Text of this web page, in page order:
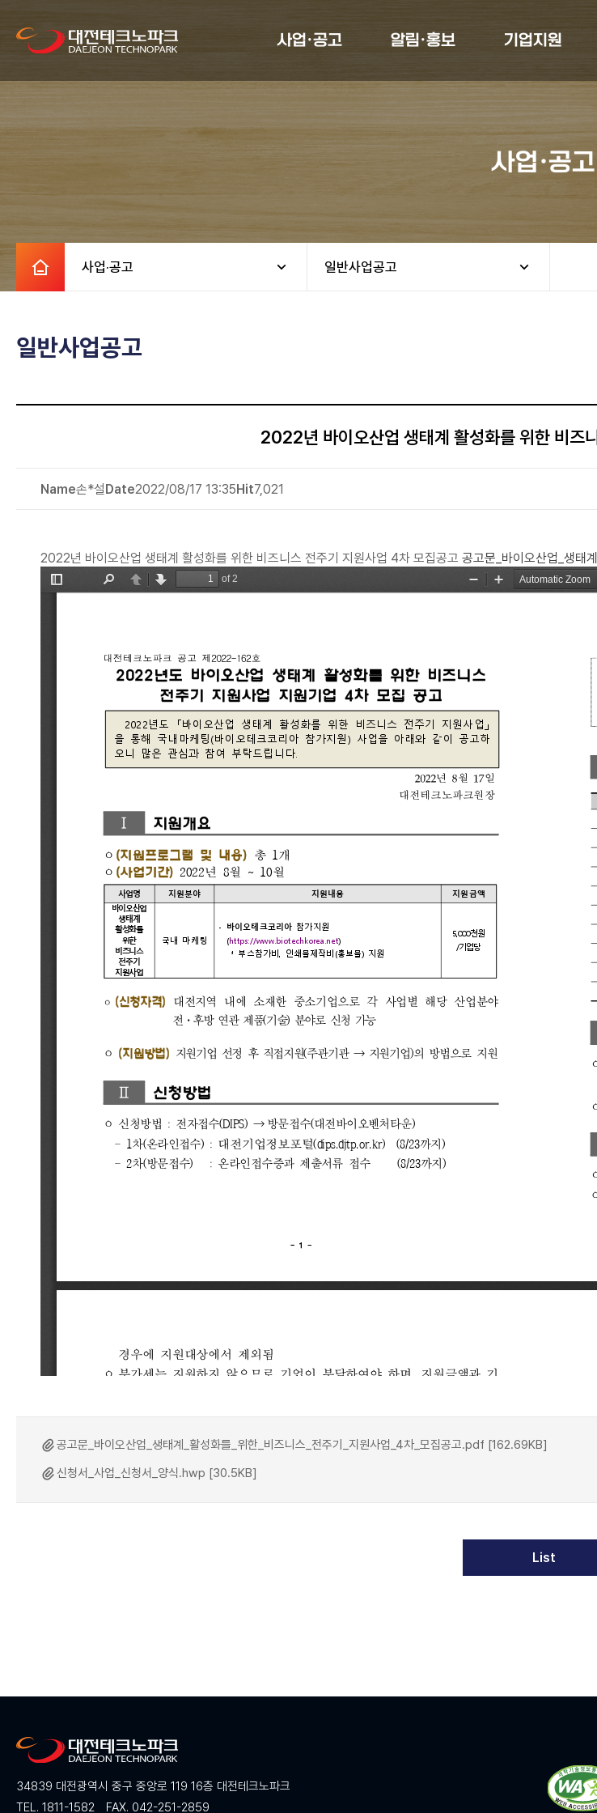
사업·공고 알림·홍보 기업지원
사업·공고
사업·공고 일반사업공고
일반사업공고
2022년 바이오산업 생태계 활성화를 위한 비즈
Name손*설Date2022/08/17 13:35Hit7,021
2022년 바이오산업 생태계 활성화를 위한 비즈니스 전주기 지원사업 4차 모집공고 공고문_바이오산업_생태
공고문_바이오산업_생태계_활성화를_위한_비즈니스_전주기_지원사업_4차_모집공고.pdf [162.69KB]
신청서_사업_신청서_양식.hwp [30.5KB]
List
34839 대전광역시 중구 중앙로 119 16층 대전테크노파크
TEL. 1811-1582
FAX. 042-251-2859